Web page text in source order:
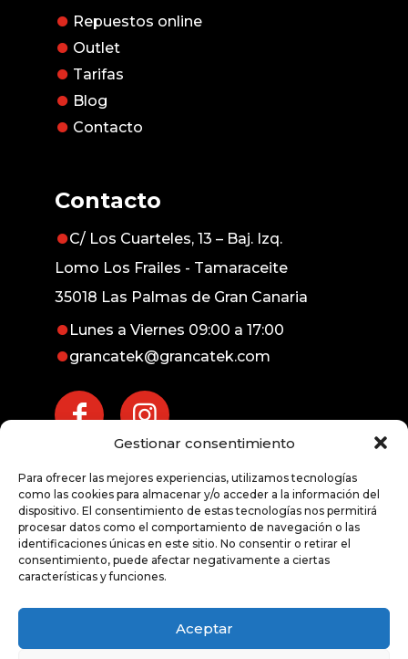
Gestionar consentimiento
Para ofrecer las mejores experiencias, utilizamos tecnologías
como las cookies para almacenar y/o acceder a la información del
dispositivo. El consentimiento de estas tecnologías nos permitirá
procesar datos como el comportamiento de navegación o las
identificaciones únicas en este sitio. No consentir o retirar el
consentimiento, puede afectar negativamente a ciertas
características y funciones.
Aceptar
Repuestos online
Outlet
Tarifas
Blog
Contacto
Contacto
C/ Los Cuarteles, 13 – Baj. Izq.
Lomo Los Frailes - Tamaraceite
35018 Las Palmas de Gran Canaria
Lunes a Viernes 09:00 a 17:00
grancatek@grancatek.com
Atención inmediata
exprés
928 676 191